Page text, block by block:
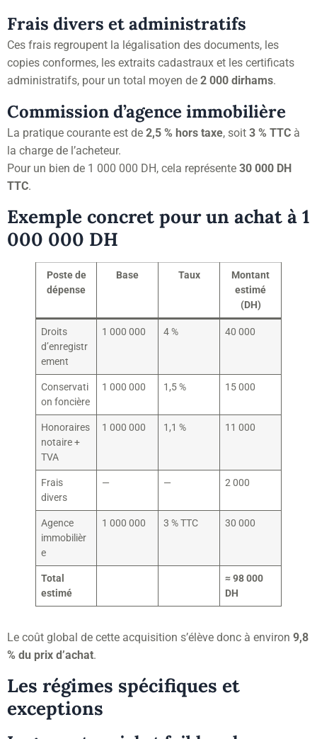
Frais divers et administratifs
Ces frais regroupent la légalisation des documents, les
copies conformes, les extraits cadastraux et les certificats
administratifs, pour un total moyen de 2 000 dirhams.
Commission d’agence immobilière
La pratique courante est de 2,5 % hors taxe, soit 3 % TTC à
la charge de l’acheteur.
Pour un bien de 1 000 000 DH, cela représente 30 000 DH
TTC.
Exemple concret pour un achat à 1
000 000 DH
Poste de
dépense
Base Taux
Montant
estimé
(DH)
Droits
d’enregistr
ement
1 000 000 4 % 40 000
Conservati
on foncière
1 000 000 1,5 % 15 000
Honoraires
notaire +
TVA
1 000 000 1,1 % 11 000
Frais
divers
— — 2 000
Agence
immobilièr
e
1 000 000 3 % TTC 30 000
Total
estimé
≈ 98 000
DH
Le coût global de cette acquisition s’élève donc à environ 9,8
% du prix d’achat.
Les régimes spécifiques et
exceptions